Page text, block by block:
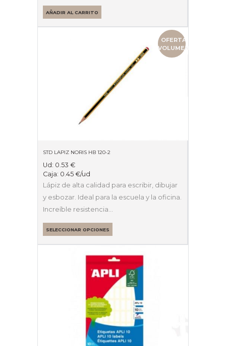
AÑADIR AL CARRITO
OFERTA
VOLUMEN
STD LAPIZ NORIS HB 120-2
Ud: 0.53 €
Caja: 0.45 €/ud
Lápiz de alta calidad para escribir, dibujar
y esbozar. Ideal para la escuela y la oficina.
Increíble resistencia…
SELECCIONAR OPCIONES